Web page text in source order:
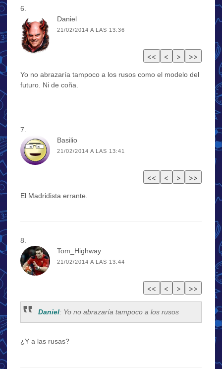
Daniel
21/02/2014 A LAS 13:36
Yo no abrazaría tampoco a los rusos como el modelo del
futuro. Ni de coña.
Basilio
21/02/2014 A LAS 13:41
El Madridista errante.
Tom_Highway
21/02/2014 A LAS 13:44
Daniel: Yo no abrazaría tampoco a los rusos
¿Y a las rusas?